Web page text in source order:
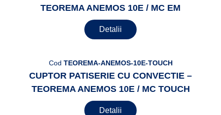
TEOREMA ANEMOS 10E / MC EM
Detalii
Cod TEOREMA-ANEMOS-10E-TOUCH
CUPTOR PATISERIE CU CONVECTIE –
TEOREMA ANEMOS 10E / MC TOUCH
Detalii